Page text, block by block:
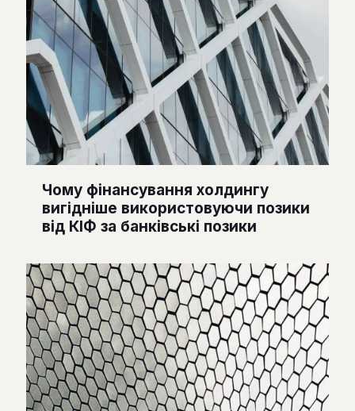
Чому фінансування холдингу
вигідніше використовуючи позики
від КІФ за банківські позики